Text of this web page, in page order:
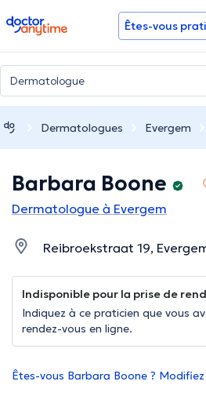
doctoranytime Êtes-vous
Dermatologues Evergem
Barbara Boone
Dermatologue à Evergem
Reibroekstraat 19,
Indisponible pour la prise de
Indiquez à ce praticien que vous
rendez-vous en ligne.
Êtes-vous Barbara Boone ?